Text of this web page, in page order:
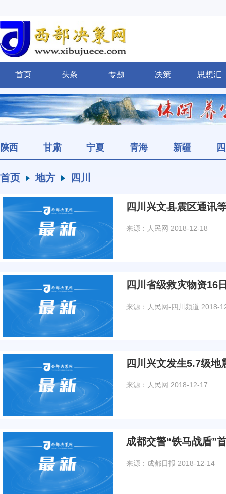
首页 头条 专题 决策 思想汇
陕西 甘肃 宁夏 青海 新疆
首页 地方 四川
四川兴文县震区通讯
来源：人民网 2018-12-18
四川省级救灾物资16
来源：人民网-四川频道 2018-
四川兴文发生5.7级地
来源：人民网 2018-12-17
成都交警“铁马战盾”
来源：成都日报 2018-12-14